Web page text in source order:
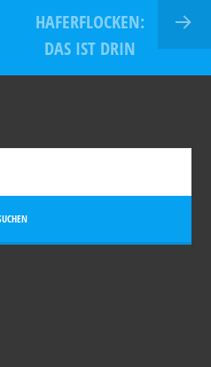
HAFERFLOCKEN:
DAS IST DRIN